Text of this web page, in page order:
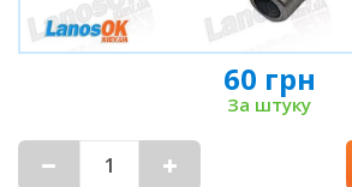
60 грн
За штуку